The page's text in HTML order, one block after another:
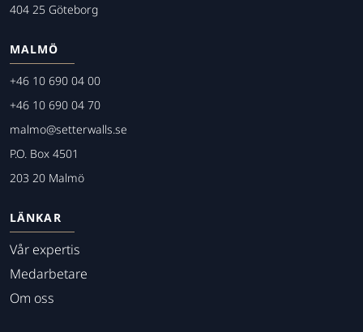
404 25 Göteborg
MALMÖ
+46 10 690 04 00
+46 10 690 04 70
malmo@setterwalls.se
P.O. Box 4501
203 20 Malmö
LÄNKAR
Vår expertis
Medarbetare
Om oss